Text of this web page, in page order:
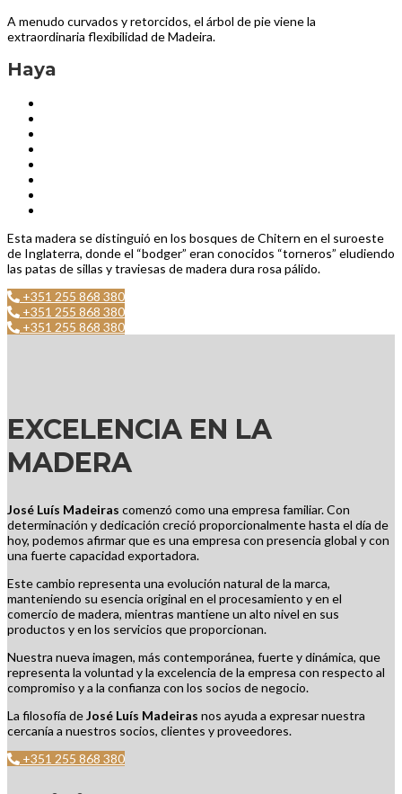
A menudo curvados y retorcidos, el árbol de pie viene la
extraordinaria flexibilidad de Madeira.
Haya
Esta madera se distinguió en los bosques de Chitern en el suroeste
de Inglaterra, donde el “bodger” eran conocidos “torneros” eludiendo
las patas de sillas y traviesas de madera dura rosa pálido.
+351 255 868 380
+351 255 868 380
+351 255 868 380
EXCELENCIA EN LA
MADERA
José Luís Madeiras comenzó como una empresa familiar. Con
determinación y dedicación creció proporcionalmente hasta el día de
hoy, podemos afirmar que es una empresa con presencia global y con
una fuerte capacidad exportadora.
Este cambio representa una evolución natural de la marca,
manteniendo su esencia original en el procesamiento y en el
comercio de madera, mientras mantiene un alto nivel en sus
productos y en los servicios que proporcionan.
Nuestra nueva imagen, más contemporánea, fuerte y dinámica, que
representa la voluntad y la excelencia de la empresa con respecto al
compromiso y a la confianza con los socios de negocio.
La filosofía deJosé Luís Madeiras nos ayuda a expresar nuestra
cercanía a nuestros socios, clientes y proveedores.
+351 255 868 380